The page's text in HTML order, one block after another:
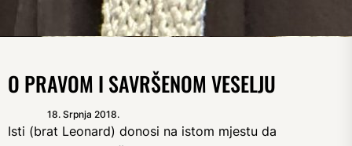
O PRAVOM I SAVRŠENOM VESELJU
18. Srpnja 2018.
Isti (brat Leonard) donosi na istom mjestu da